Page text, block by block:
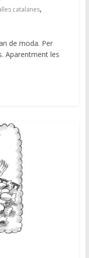
catalanes,
de moda. Per
Aparentment les